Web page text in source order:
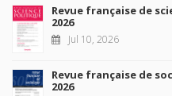
Revue française de
2026
Jul 10, 2026
Revue française de
2026